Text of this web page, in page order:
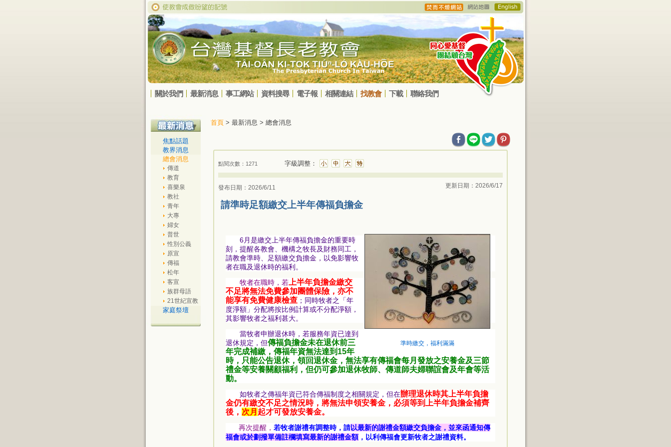
關於我們 最新消息 事工網站 資料搜尋 電子報 相關連結 找教會 下載 聯絡我們
焦點話題
教界消息
總會消息
傳道
教育
喜樂泉
教社
青年
大專
婦女
普世
性別公義
原宣
傳福
松年
客宣
族群母語
21世紀宣教
家庭祭壇
首頁 > 最新消息 > 總會消息
點閱次數：1271 字級調整：
發布日期：2026/6/11 更新日期：2026/6/17
請準時足額繳交上半年傳福負擔金
準時繳交，福利滿滿
6月是繳交上半年傳福負擔金的重要時
刻，提醒各教會、機構之牧長及財務同工，
請教會準時、足額繳交負擔金，以免影響牧
者在職及退休時的福利。
牧者在職時，若 上半年負擔金繳交
不足將無法免費參加團體保險，亦不
能享有免費健康檢查 ；同時牧者之「年
度淨額」分配將按比例計算或不分配淨額，
其影響牧者之福利甚大。
當牧者申辦退休時，若服務年資已達到
退休規定，但傳福負擔金未在退休前三
年完成補繳，傳福年資無法達到15年
時，只能公告退休，領回退休金，無法享有傳福會每月發放之安養金及三節
禮金等安養關顧福利，但仍可參加退休牧師、傳道師夫婦聯誼會及年會等活
動。
如牧者之傳福年資已符合傳福制度之相關規定，但在辦理退休時其上半年負擔
金仍有繳交不足之情況時，將無法申領安養金，必須等到上半年負擔金補齊
後， 次月 起才可發放安養金。
再次提醒， 若牧者謝禮有調整時，請以最新的謝禮金額繳交負擔金，並來函通知傳
福會或於劃撥單備註欄填寫最新的謝禮金額，以利傳福會更新牧者之謝禮資料。